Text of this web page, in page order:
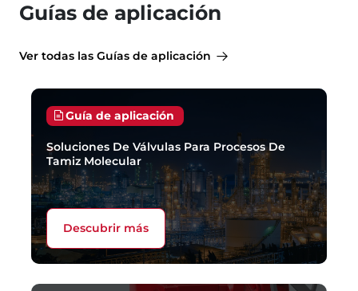
Guías de aplicación
Ver todas las Guías de aplicación
Guía de aplicación
Soluciones De Válvulas Para Procesos De
Tamiz Molecular
Descubrir más